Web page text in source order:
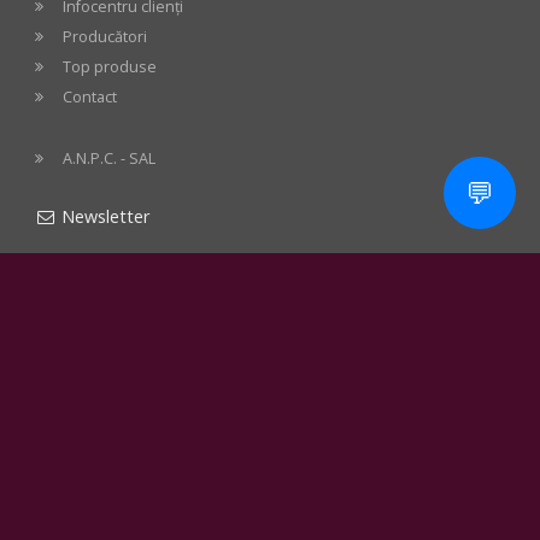
Infocentru clienți
Producători
Top produse
Contact
A.N.P.C. - SAL
Newsletter
Pentru promoții, știri audio, noutăți apărute pe stoc -
💬